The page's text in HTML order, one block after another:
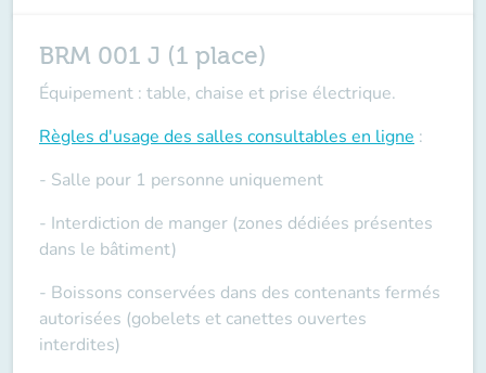
BRM 001 J (1 place)
Équipement : table, chaise et prise électrique.
Règles d'usage des salles consultables en ligne :
- Salle pour 1 personne uniquement
- Interdiction de manger (zones dédiées présentes
dans le bâtiment)
- Boissons conservées dans des contenants fermés
autorisées (gobelets et canettes ouvertes
interdites)